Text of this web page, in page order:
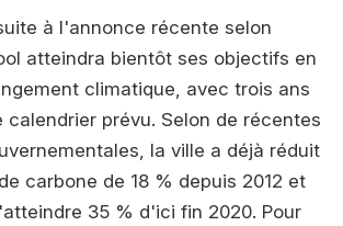
à l'annonce récente selon
atteindra bientôt ses objectifs en
climatique, avec trois ans
calendrier prévu. Selon de récentes
la ville a déjà réduit
carbone de 18 % depuis 2012 et
35 % d'ici fin 2020. Pour